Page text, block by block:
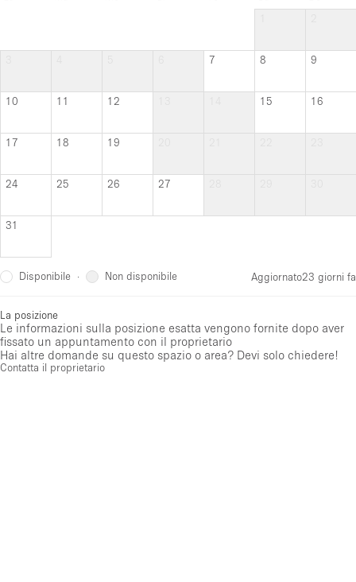
7 8 9
10 11 12 15 16
17 18 19
24 25 26 27
31
Disponibile · Non disponibile Aggiornato23 giorni fa
La posizione
Le informazioni sulla posizione esatta vengono fornite dopo aver
fissato un appuntamento con il proprietario
Hai altre domande su questo spazio o area? Devi solo chiedere!
Contatta il proprietario